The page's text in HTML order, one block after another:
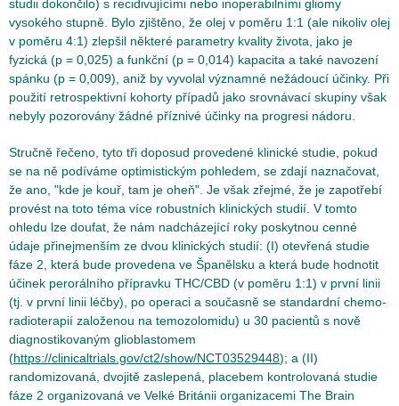
studii dokončilo) s recidivujícími nebo inoperabilními gliomy
vysokého stupně. Bylo zjištěno, že olej v poměru 1:1 (ale nikoliv olej
v poměru 4:1) zlepšil některé parametry kvality života, jako je
fyzická (p = 0,025) a funkční (p = 0,014) kapacita a také navození
spánku (p = 0,009), aniž by vyvolal významné nežádoucí účinky. Při
použití retrospektivní kohorty případů jako srovnávací skupiny však
nebyly pozorovány žádné příznivé účinky na progresi nádoru.
Stručně řečeno, tyto tři doposud provedené klinické studie, pokud
se na ně podíváme optimistickým pohledem, se zdají naznačovat,
že ano, "kde je kouř, tam je oheň". Je však zřejmé, že je zapotřebí
provést na toto téma více robustních klinických studií. V tomto
ohledu lze doufat, že nám nadcházející roky poskytnou cenné
údaje přinejmenším ze dvou klinických studií: (I) otevřená studie
fáze 2, která bude provedena ve Španělsku a která bude hodnotit
účinek perorálního přípravku THC/CBD (v poměru 1:1) v první linii
(tj. v první linii léčby), po operaci a současně se standardní chemo-
radioterapií založenou na temozolomidu) u 30 pacientů s nově
diagnostikovaným glioblastomem
(https://clinicaltrials.gov/ct2/show/NCT03529448); a (II)
randomizovaná, dvojitě zaslepená, placebem kontrolovaná studie
fáze 2 organizovaná ve Velké Británii organizacemi The Brain